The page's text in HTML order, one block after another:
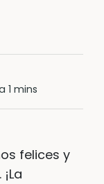
1 mins
felices y